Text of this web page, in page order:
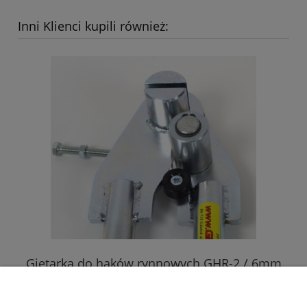
Inni Klienci kupili również:
Giętarka do haków rynnowych GHR-2 / 6mm